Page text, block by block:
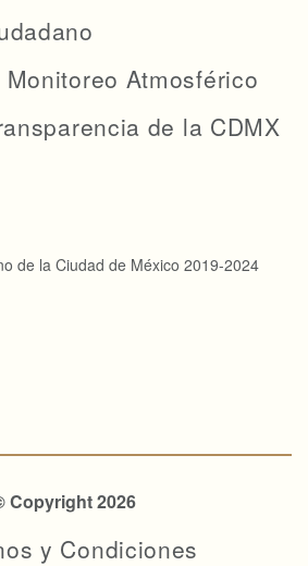
Atmosférico
de la CDMX
Copyright 2026
y Condiciones